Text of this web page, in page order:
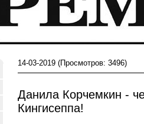
14-03-2019 (Просмотров: 3496)
Данила Корчемкин -
Кингисеппа!